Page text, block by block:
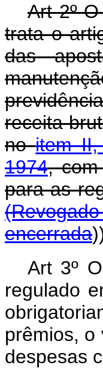
Art 2º
trata o
das
receita
noitem
1974, com
para
encerrada
Art 3º
regulado
prêmios, o
despesas